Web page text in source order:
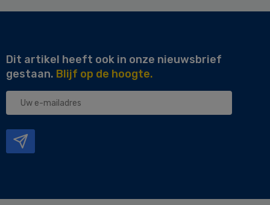
Dit artikel heeft ook in onze nieuwsbrief
gestaan. Blijf op de hoogte.
Uw